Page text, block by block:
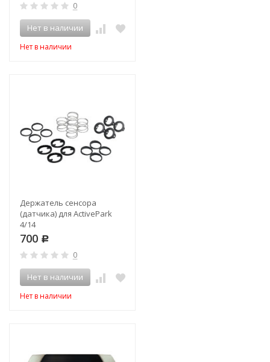
0
Нет в наличии
Нет в наличии
Держатель сенсора
(датчика) для ActivePark
4/14
700 Р
0
Нет в наличии
Нет в наличии